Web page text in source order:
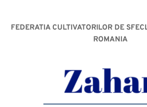
FEDERATIA CULTIVATORILOR DE
ROMANIA